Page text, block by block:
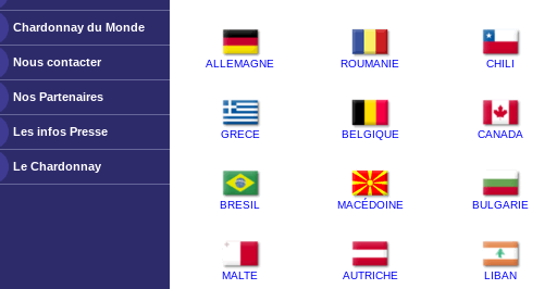
Chardonnay du Monde
Nous contacter
Nos Partenaires
Les infos Presse
Le Chardonnay
ALLEMAGNE ROUMANIE CHILI
GRECE BELGIQUE CANADA
BRESIL MACÉDOINE BULGARIE
MALTE AUTRICHE LIBAN